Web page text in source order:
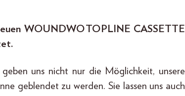
WOUNDWO TOPLINE CASSETTE
uns nicht nur die Möglichkeit, unsere
geblendet zu werden. Sie lassen uns auch